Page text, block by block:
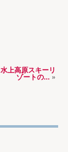
上高原スキーリ
ゾートの... »